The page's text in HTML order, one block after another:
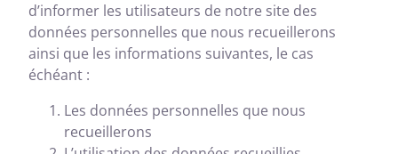
d’informer les utilisateurs de notre site des
données personnelles que nous recueillerons
ainsi que les informations suivantes, le cas
échéant :
Les données personnelles que nous
recueillerons